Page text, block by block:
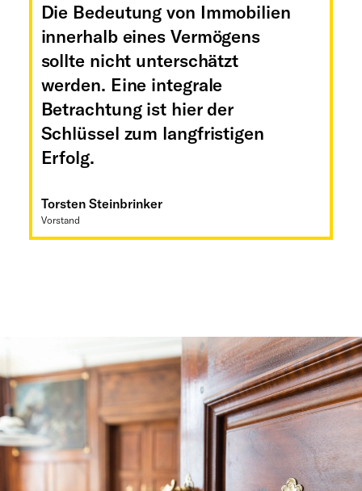
Die Bedeutung von Immobilien
innerhalb eines Vermögens
sollte nicht unterschätzt
werden. Eine integrale
Betrachtung ist hier der
Schlüssel zum langfristigen
Erfolg.
Torsten Steinbrinker
Vorstand